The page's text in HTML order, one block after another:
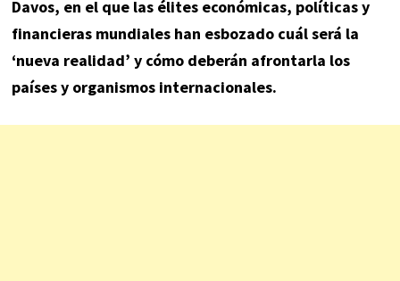
Davos, en el que las élites económicas, políticas y
financieras mundiales han esbozado cuál será la
‘nueva realidad’ y cómo deberán afrontarla los
países y organismos internacionales.